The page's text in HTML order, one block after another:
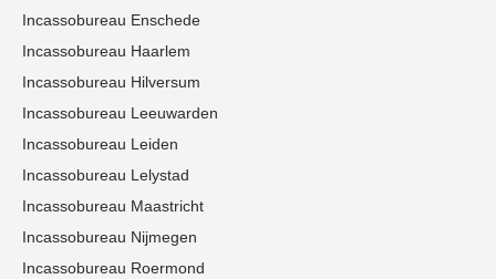
Incassobureau Enschede
Incassobureau Haarlem
Incassobureau Hilversum
Incassobureau Leeuwarden
Incassobureau Leiden
Incassobureau Lelystad
Incassobureau Maastricht
Incassobureau Nijmegen
Incassobureau Roermond